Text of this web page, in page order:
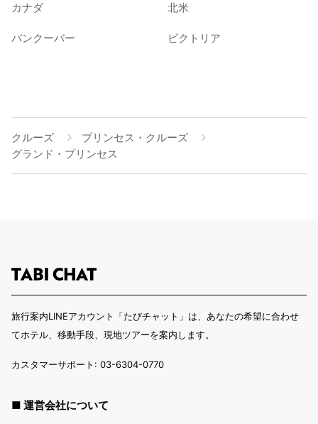
カナダ 北米
バンクーバー ビクトリア
クルーズ
プリンセス・クルーズ
グランド・プリンセス
旅行案内LINEアカウント「たびチャット」は、あなたの希望に合わせ
てホテル、移動手段、現地ツアーを案内します。
カスタマーサポート: 03-6304-0770
■ 運営会社について